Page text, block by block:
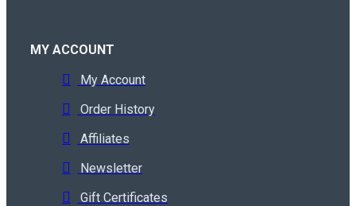
MY ACCOUNT
My Account
Order History
Affiliates
Newsletter
Gift Certificates